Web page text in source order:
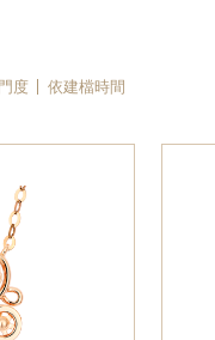
度 依建檔時間